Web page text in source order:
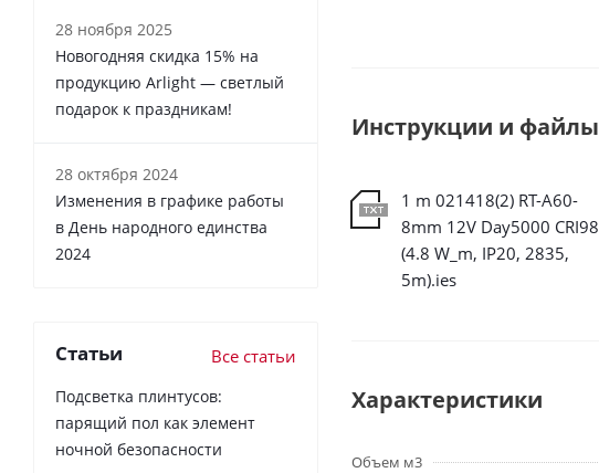
Инструкции и файлы
1 m 021418(2) RT-A60-
8mm 12V Day5000 CRI98
(4.8 W_m, IP20, 2835,
5m).ies
Характеристики
Объем м3
28 ноября 2025
Новогодняя скидка 15% на
продукцию Arlight — светлый
подарок к праздникам!
28 октября 2024
Изменения в графике работы
в День народного единства
2024
Статьи Все статьи
Подсветка плинтусов:
парящий пол как элемент
ночной безопасности